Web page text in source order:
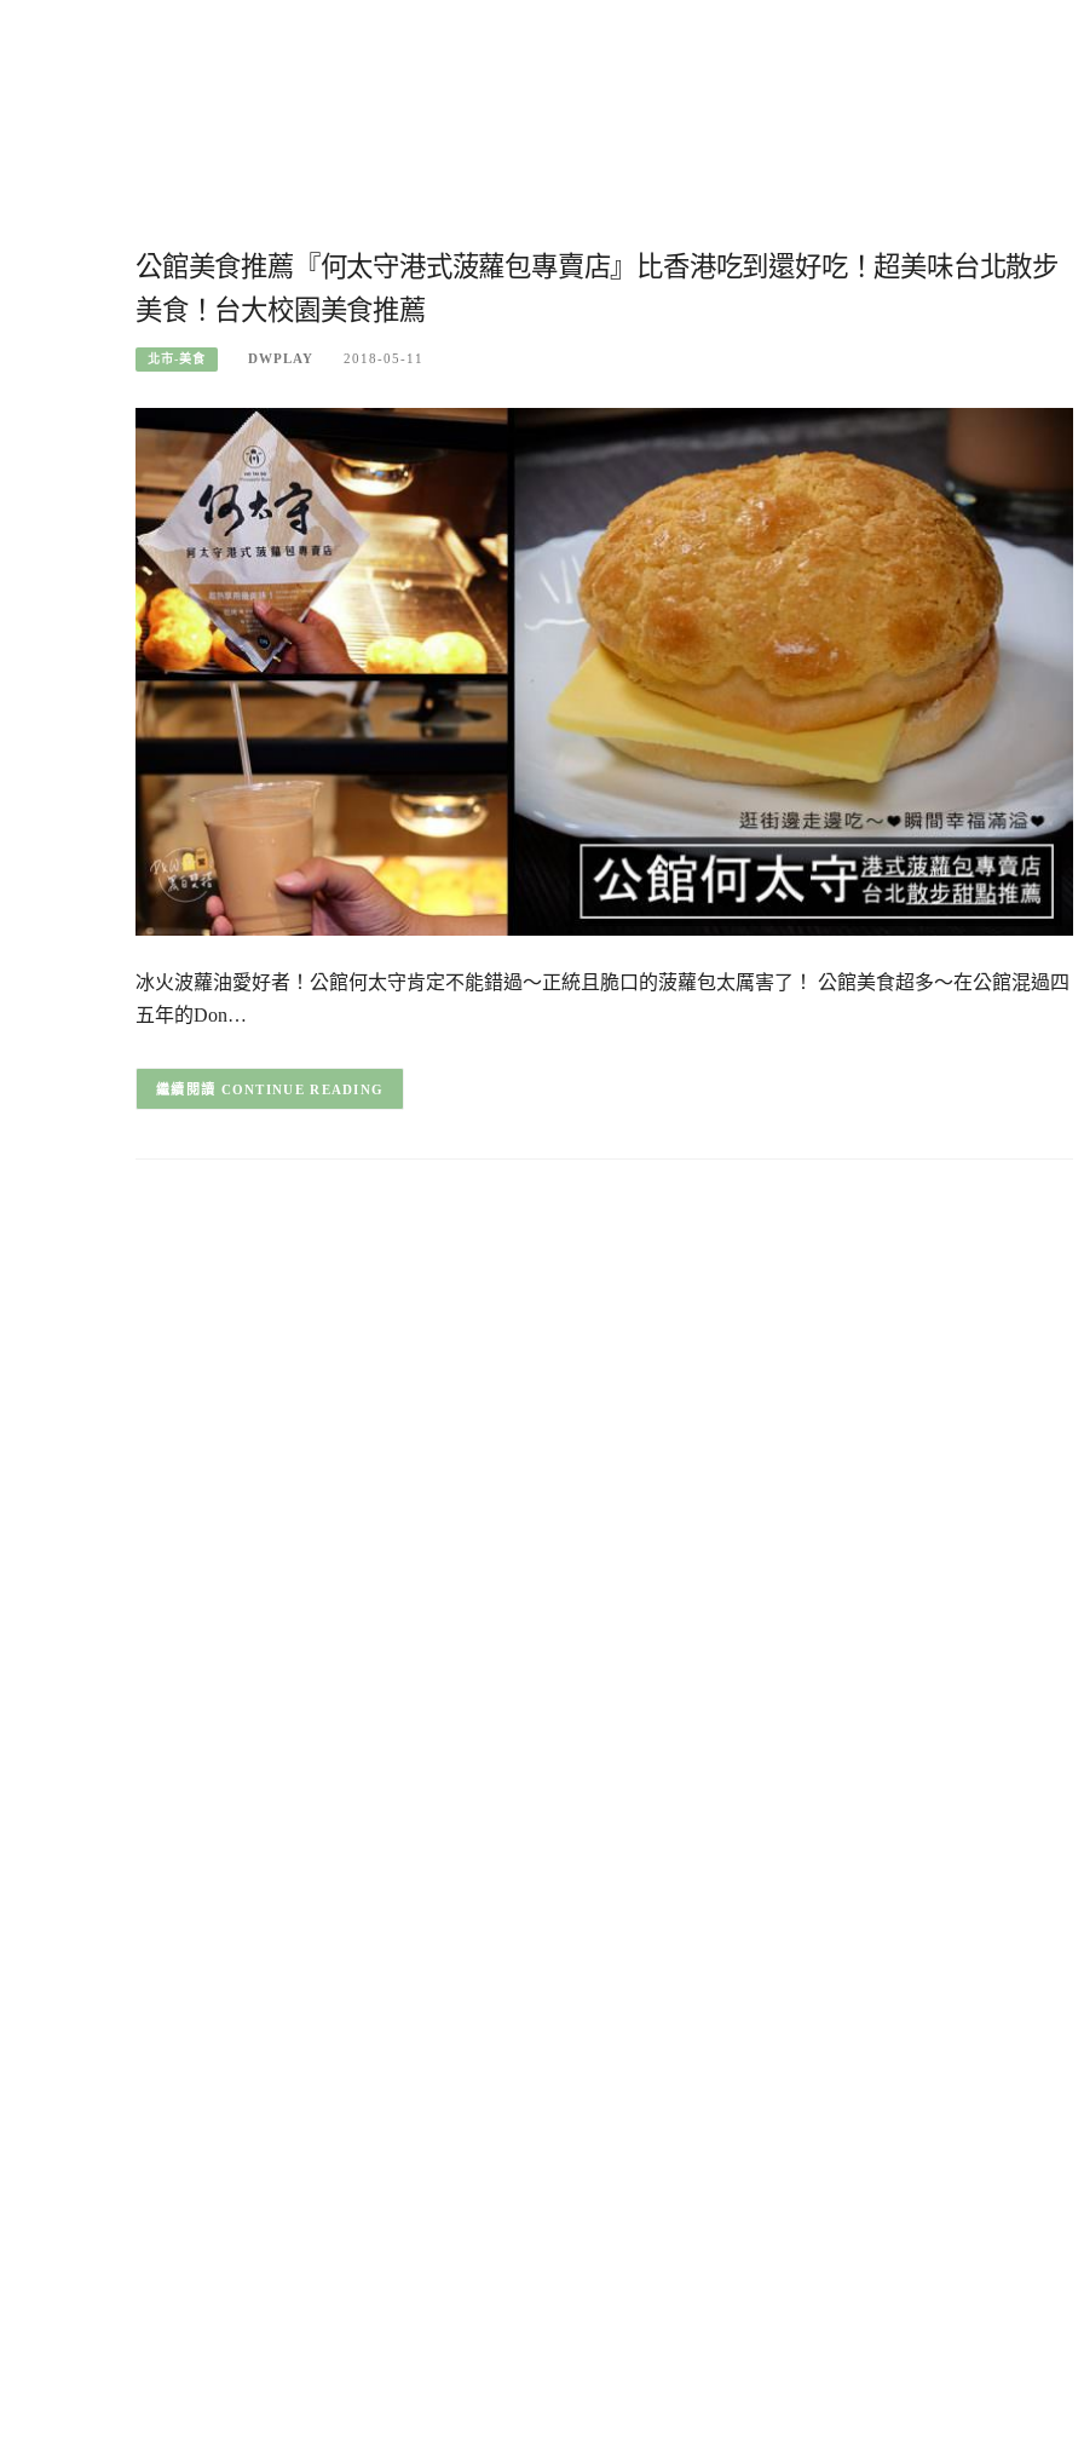
公館美食推薦『何太守港式菠蘿包專賣店』比香港吃到還好吃！超美味台北散步
美食！台大校園美食推薦
北市-美食 DWPLAY 2018-05-11
冰火波蘿油愛好者！公館何太守肯定不能錯過～正統且脆口的菠蘿包太厲害了！ 公館美食超多～在公館混過四
五年的Don…
CONTINUE READING